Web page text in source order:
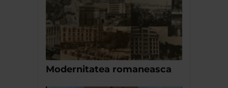
Modernitatea romaneasca